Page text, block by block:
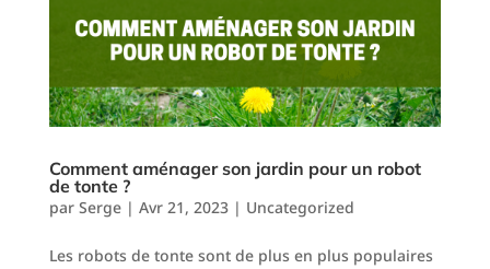
Comment aménager son jardin pour un robot
de tonte ?
par Serge| Avr 21, 2023| Uncategorized
Les robots de tonte sont de plus en plus populaires